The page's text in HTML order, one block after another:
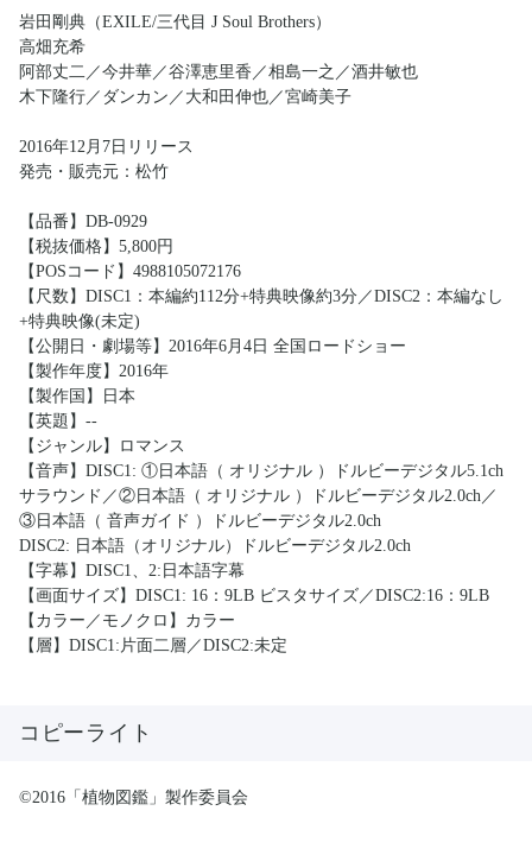
岩田剛典（EXILE/三代目 J Soul Brothers）
高畑充希
阿部丈二／今井華／谷澤恵里香／相島一之／酒井敏也
木下隆行／ダンカン／大和田伸也／宮崎美子
2016年12月7日リリース
発売・販売元：松竹
【品番】DB-0929
【税抜価格】5,800円
【POSコード】4988105072176
【尺数】DISC1：本編約112分+特典映像約3分／DISC2：本編なし
+特典映像(未定)
【公開日・劇場等】2016年6月4日 全国ロードショー
【製作年度】2016年
【製作国】日本
【英題】--
【ジャンル】ロマンス
【音声】DISC1: ①日本語（ オリジナル ）ドルビーデジタル5.1ch
サラウンド／②日本語（ オリジナル ）ドルビーデジタル2.0ch／
③日本語（ 音声ガイド ）ドルビーデジタル2.0ch
DISC2: 日本語（オリジナル）ドルビーデジタル2.0ch
【字幕】DISC1、2:日本語字幕
【画面サイズ】DISC1: 16：9LB ビスタサイズ／DISC2:16：9LB
【カラー／モノクロ】カラー
【層】DISC1:片面二層／DISC2:未定
コピーライト
©2016「植物図鑑」製作委員会